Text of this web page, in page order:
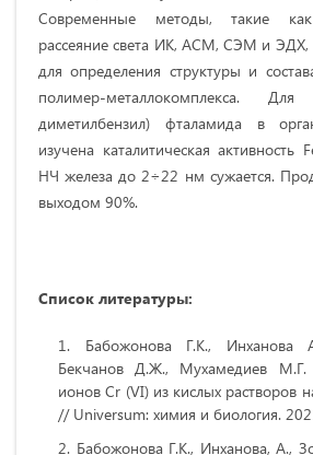
Современные методы, такие
рассеяние света ИК, АСМ, СЭМ и ЭДХ,
для определения структуры и
полимер-металлокомплекса.
диметилбензил) фталамида в
изучена каталитическая
НЧ железа до 2÷22 нм сужается.
выходом 90%.
Список литературы:
Бабожонова Г.К., Инханова
Бекчанов Д.Ж., Мухамедиев М.Г.
ионов Сr (VI) из кислых растворов
// Universum: химия и биология.
Бабожонова Г.К., Инханова, А.,